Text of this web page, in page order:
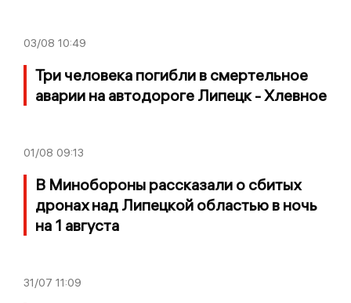
03/08 10:49
Три человека погибли в смертельное
аварии на автодороге Липецк - Хлевное
01/08 09:13
В Минобороны рассказали о сбитых
дронах над Липецкой областью в ночь
на 1 августа
31/07 11:09